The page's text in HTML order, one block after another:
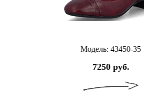
Модель: 43450-35
7250 руб.